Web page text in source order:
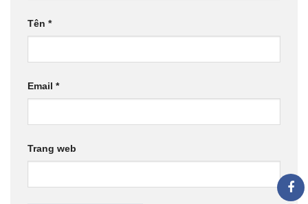
Tên *
Email *
Trang web